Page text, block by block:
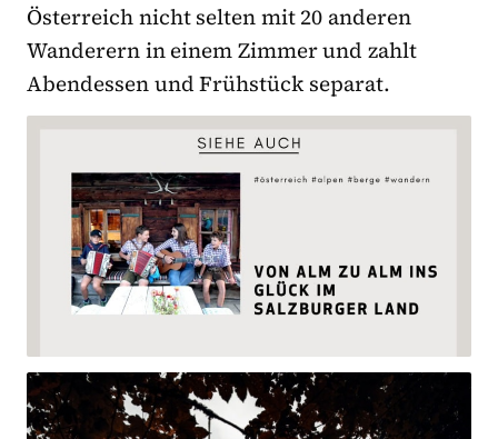
Österreich nicht selten mit 20 anderen
Wanderern in einem Zimmer und zahlt
Abendessen und Frühstück separat.